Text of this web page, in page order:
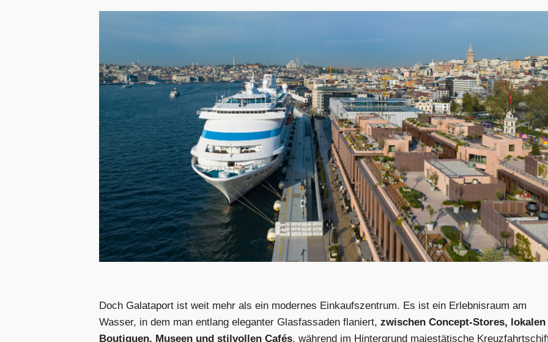
Doch Galataport ist weit mehr als ein modernes Einkaufszentrum. Es ist ein Erlebnisraum am
Wasser, in dem man entlang eleganter Glasfassaden flaniert, zwischen Concept-Stores, lokalen
Boutiquen, Museen und stilvollen Cafés, während im Hintergrund majestätische